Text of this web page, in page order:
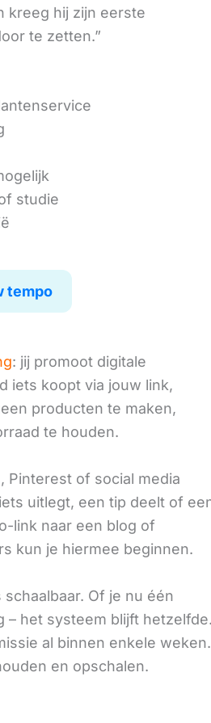
kreeg hij zijn eerste
te zetten.”
studie
tempo
: jij promoot digitale
iets koopt via jouw link,
producten te maken,
te houden.
Pinterest of social media
uitlegt, een tip deelt of
link naar een blog of
kun je hiermee beginnen.
Of je nu één
– het systeem blijft hetzelfde.
al binnen enkele weken.
en opschalen.